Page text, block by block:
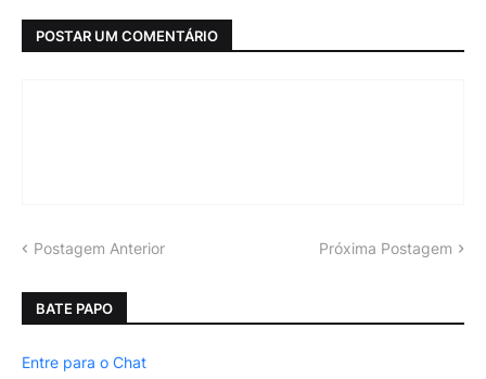
POSTAR UM COMENTÁRIO
Postagem Anterior Próxima Postagem
BATE PAPO
Entre para o Chat